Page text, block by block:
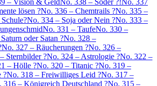
– Vision & GeldNo. 338 – Söder ?!No. 337
lösen ?No. 336 – Chemtrails ?No. 335 –
No. 334 – Soja oder Nein ?No. 333 –
No. 331 – TaufeNo. 330 –
oder Satan ?No. 328 –
No. 327 – Räucherungen ?No. 326 –
Sternbilder ?No. 324 – Astrologie ?No. 322 –
– Hölle ?No. 320 – Titanic ?No. 319 –
?No. 318 – Freiwilliges Leid ?No. 317 –
316 – Königreich Deutschland ?No. 315 –